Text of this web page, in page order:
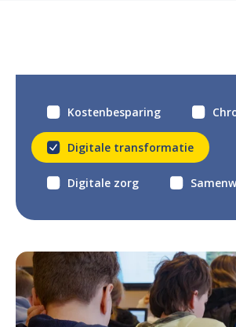
Kostenbesparing
Digitale transformatie
Digitale zorg